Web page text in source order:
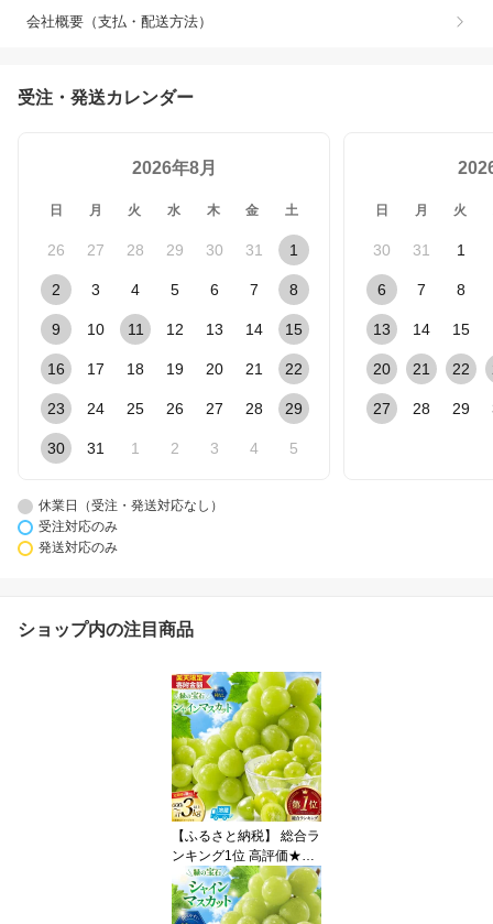
会社概要（支払・配送方法）
受注・発送カレンダー
2026年8月
日 月 火 水 木 金 土
26 27 28 29 30 31 1
2 3 4 5 6 7 8
9 10 11 12 13 14 15
16 17 18 19 20 21 22
23 24 25 26 27 28 29
30 31 1 2 3 4 5
日 月 火
30 31 1
6 7 8
13 14 15
20 21 22
27 28 29
休業日（受注・発送対応なし）
受注対応のみ
発送対応のみ
ショップ内の注目商品
【ふるさと納税】 総合ラ
ンキング1位 高評価★5.0
シャインマスカット 先行
予約 1kg 2kg 3kg 定期便
選べる容量 訳あり ふる